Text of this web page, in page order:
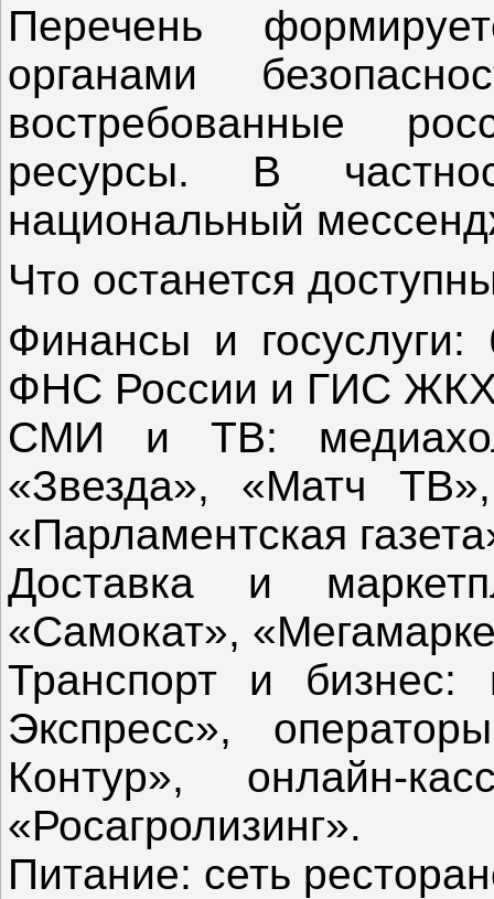
Перечень
органами
востребованные
ресурсы. В
национальный
Что останется
Финансы и
ФНС России и ГИС
СМИ и ТВ:
«Звезда», «Матч
«Парламентская
Доставка и
«Самокат»,
Транспорт и бизнес:
Экспресс»,
Контур», онлайн-
«Росагролизинг».
Питание: сеть